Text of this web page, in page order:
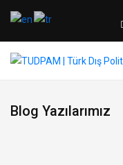
Blog Yazılarımız